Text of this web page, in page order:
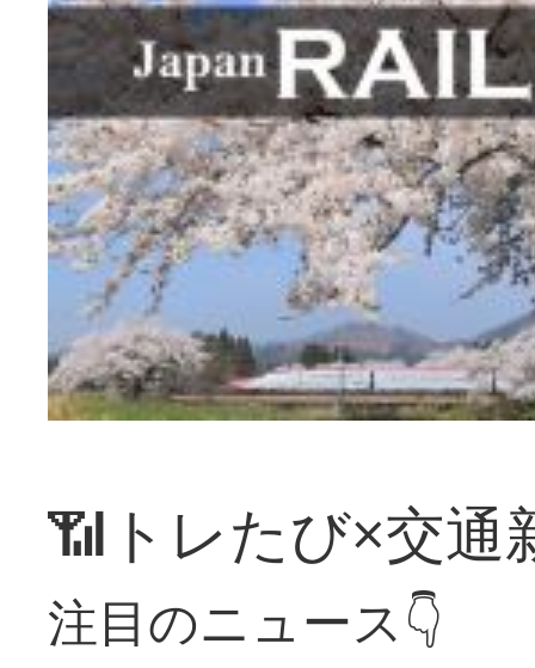
📶トレたび×交通
注目のニュース👇